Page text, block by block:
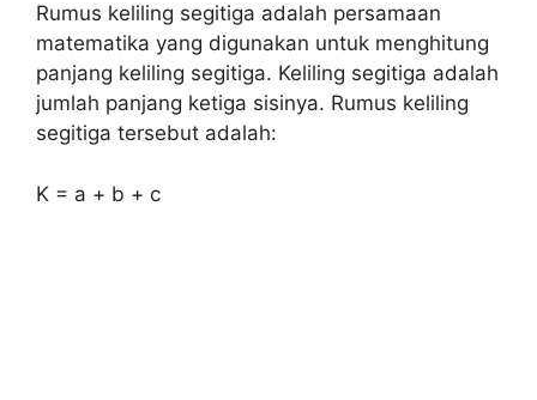
Rumus keliling segitiga adalah persamaan
matematika yang digunakan untuk menghitung
panjang keliling segitiga. Keliling segitiga adalah
jumlah panjang ketiga sisinya. Rumus keliling
segitiga tersebut adalah:
K = a + b + c